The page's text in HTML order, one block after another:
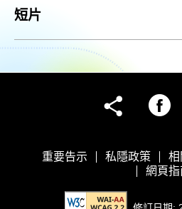
短片
重要告示 私隱政策 相
網頁指